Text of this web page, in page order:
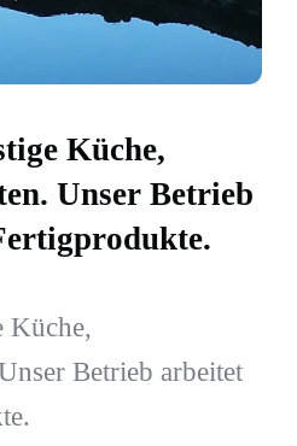
Küche,
Unser Betrieb
Küche,
Betrieb arbeitet